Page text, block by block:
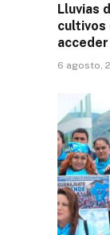
Lluvias
cultivos
6 agosto,